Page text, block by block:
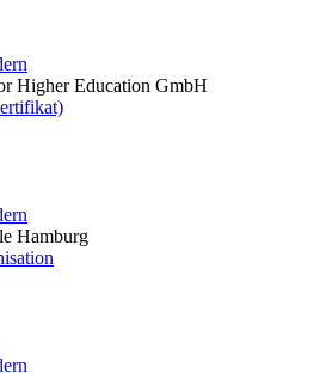
Higher Education GmbH
Hamburg